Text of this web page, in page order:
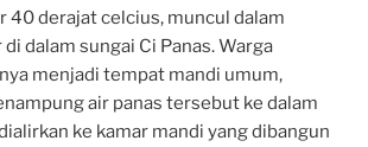
40 derajat celcius, muncul dalam
dalam sungai Ci Panas. Warga
menjadi tempat mandi umum,
air panas tersebut ke dalam
ke kamar mandi yang dibangun